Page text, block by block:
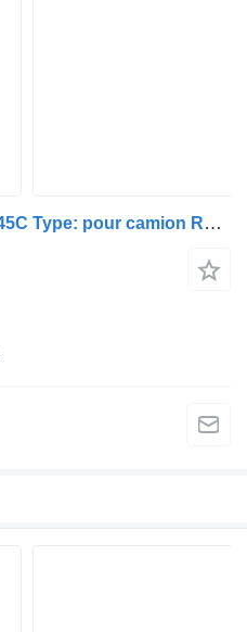
Essieu arrière Renault P1345C Type: pour camion Renault